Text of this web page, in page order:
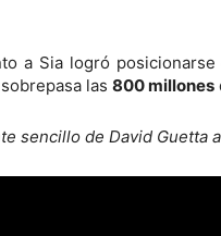
a Sia logró
las 800 millones
sencillo de David Guetta